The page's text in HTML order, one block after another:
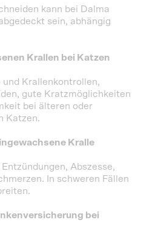
kann bei Dalma
sein, abhängig
Krallen bei Katzen
Krallenkontrollen,
gute Kratzmöglichkeiten
bei älteren oder
Katzen.
Kralle
Abszesse,
In schweren Fällen
bei